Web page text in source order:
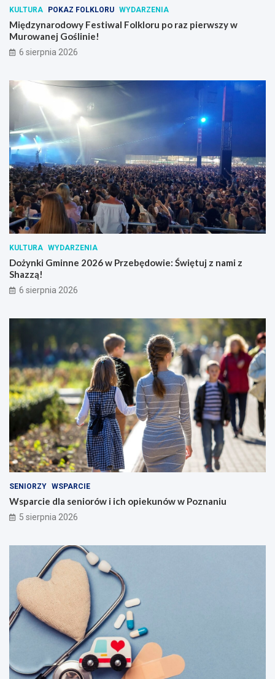
KULTURA POKAZ FOLKLORU WYDARZENIA
Międzynarodowy Festiwal Folkloru po raz pierwszy w
Murowanej Goślinie!
6 sierpnia 2026
KULTURA WYDARZENIA
Dożynki Gminne 2026 w Przebędowie: Świętuj z nami z
Shazzą!
6 sierpnia 2026
SENIORZY WSPARCIE
Wsparcie dla seniorów i ich opiekunów w Poznaniu
5 sierpnia 2026